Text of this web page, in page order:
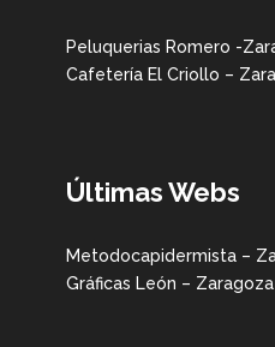
Peluquerias Romero -
Cafetería El Criollo –
Últimas Webs
Metodocapidermista –
Gráficas León – Zaragoza